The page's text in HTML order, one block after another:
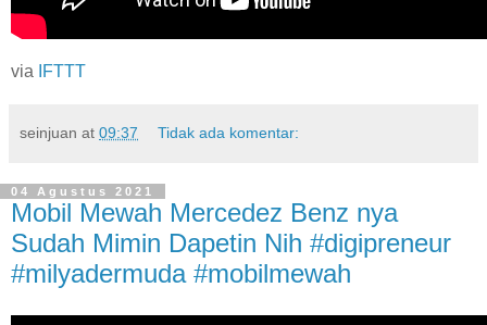
via IFTTT
seinjuan at 09:37 Tidak ada komentar:
04 Agustus 2021
Mobil Mewah Mercedez Benz nya
Sudah Mimin Dapetin Nih #digipreneur
#milyadermuda #mobilmewah